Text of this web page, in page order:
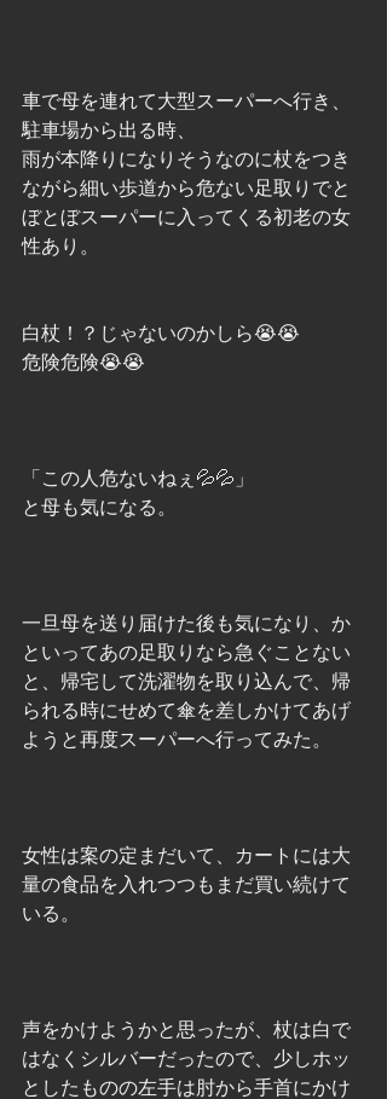
車で母を連れて大型スーパーへ行き、
駐車場から出る時、
雨が本降りになりそうなのに杖をつき
ながら細い歩道から危ない足取りでと
ぼとぼスーパーに入ってくる初老の女
性あり。
白杖！？じゃないのかしら😭😭
危険危険😭😭
「この人危ないねぇ💦💦」
と母も気になる。
一旦母を送り届けた後も気になり、か
といってあの足取りなら急ぐことない
と、帰宅して洗濯物を取り込んで、帰
られる時にせめて傘を差しかけてあげ
ようと再度スーパーへ行ってみた。
女性は案の定まだいて、カートには大
量の食品を入れつつもまだ買い続けて
いる。
声をかけようかと思ったが、杖は白で
はなくシルバーだったので、少しホッ
としたものの左手は肘から手首にかけ